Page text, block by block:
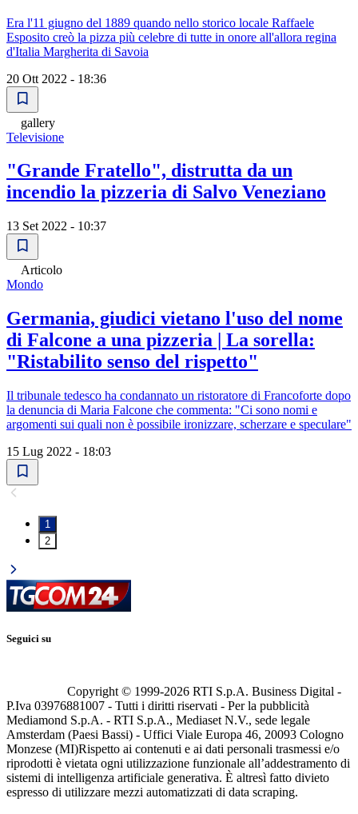
Era l'11 giugno del 1889 quando nello storico locale Raffaele
Esposito creò la pizza più celebre di tutte in onore all'allora regina
d'Italia Margherita di Savoia
20 Ott 2022 - 18:36
gallery
Televisione
"Grande Fratello", distrutta da un
incendio la pizzeria di Salvo Veneziano
13 Set 2022 - 10:37
Articolo
Mondo
Germania, giudici vietano l'uso del nome
di Falcone a una pizzeria | La sorella:
"Ristabilito senso del rispetto"
Il tribunale tedesco ha condannato un ristoratore di Francoforte dopo
la denuncia di Maria Falcone che commenta: "Ci sono nomi e
argomenti sui quali non è possibile ironizzare, scherzare e speculare"
15 Lug 2022 - 18:03
1
2
Seguici su
Copyright © 1999-2026 RTI S.p.A. Business Digital -
P.Iva 03976881007 - Tutti i diritti riservati - Per la pubblicità
Mediamond S.p.A. - RTI S.p.A., Mediaset N.V., sede legale
Amsterdam (Paesi Bassi) - Uffici Viale Europa 46, 20093 Cologno
Monzese (MI)Rispetto ai contenuti e ai dati personali trasmessi e/o
riprodotti è vietata ogni utilizzazione funzionale all’addestramento di
sistemi di intelligenza artificiale generativa. È altresì fatto divieto
espresso di utilizzare mezzi automatizzati di data scraping.